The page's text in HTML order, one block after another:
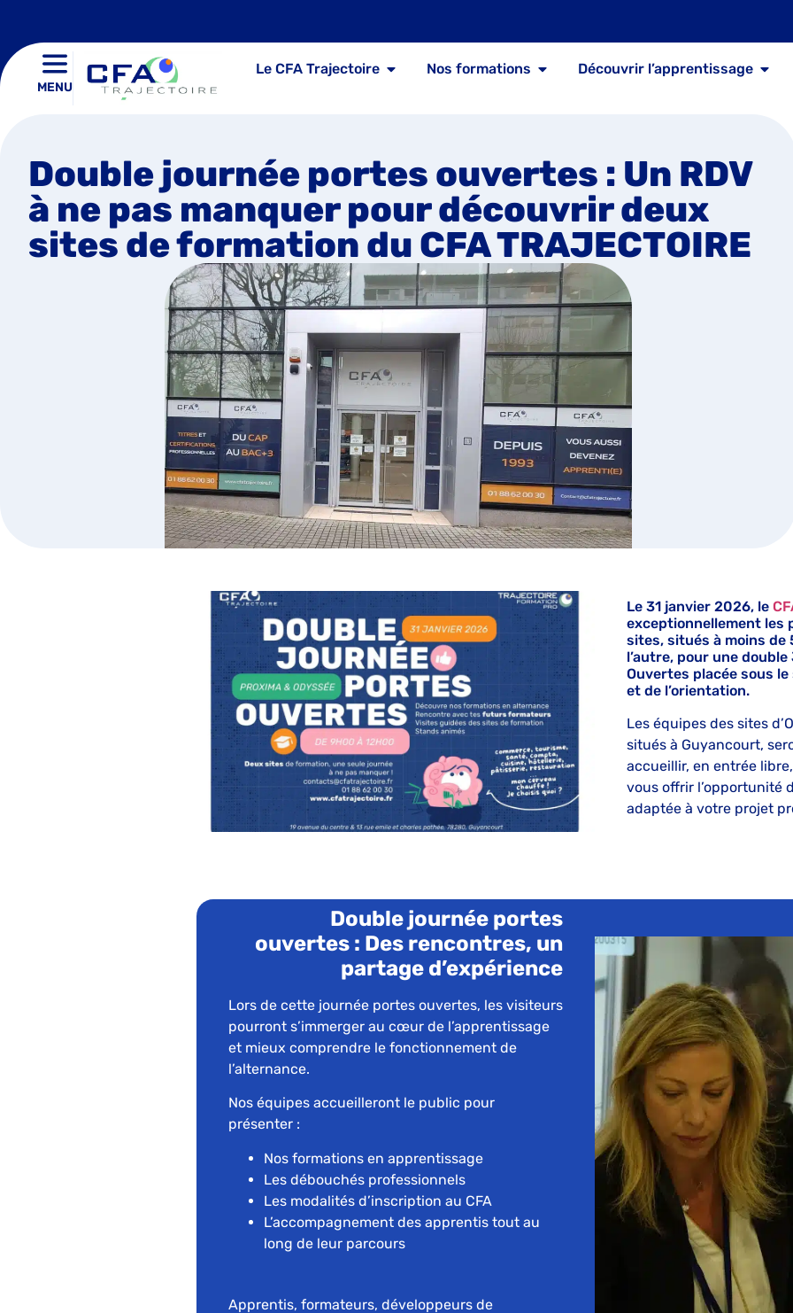
MENU
Le CFA Trajectoire Nos formations Découvrir l’apprentissage
Double journée portes ouvertes : Un RDV
à ne pas manquer pour découvrir deux
sites de formation du CFA TRAJECTOIRE
Le 31 janvier 2026, le
exceptionnellement les
sites, situés à moins de
l’autre, pour une
Ouvertes placée sous
et de l’orientation.
Les équipes des sites
situés à Guyancourt,
accueillir, en entrée
vous offrir l’opportunité
adaptée à votre projet
Double journée portes
ouvertes : Des rencontres, un
partage d’expérience
Lors de cette journée portes ouvertes, les visiteurs
pourront s’immerger au cœur de l’apprentissage
et mieux comprendre le fonctionnement de
l’alternance.
Nos équipes accueilleront le public pour
présenter :
Nos formations en apprentissage
Les débouchés professionnels
Les modalités d’inscription au CFA
L’accompagnement des apprentis tout au
long de leur parcours
Apprentis, formateurs, développeurs de